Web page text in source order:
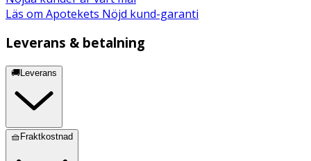
Läs om Apotekets Nöjd kund-garanti
Leverans & betalning
🚚Leverans
🧺Fraktkostnad